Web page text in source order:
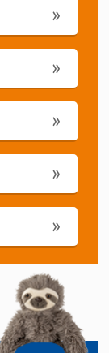
»
»
»
»
»